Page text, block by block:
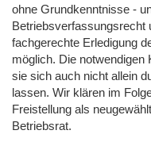
ohne Grundkenntnisse -
Betriebsverfassungsrecht
fachgerechte Erledigung
möglich. Die notwendigen
sie sich auch nicht allein
lassen. Wir klären im
Freistellung als
Betriebsrat.